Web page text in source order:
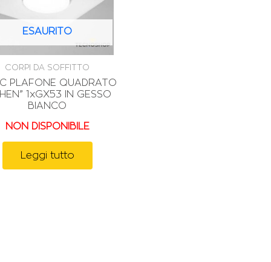
ESAURITO
CORPI DA SOFFITTO
PLAFONE QUADRATO
1xGX53 IN GESSO
BIANCO
NON DISPONIBILE
Leggi tutto